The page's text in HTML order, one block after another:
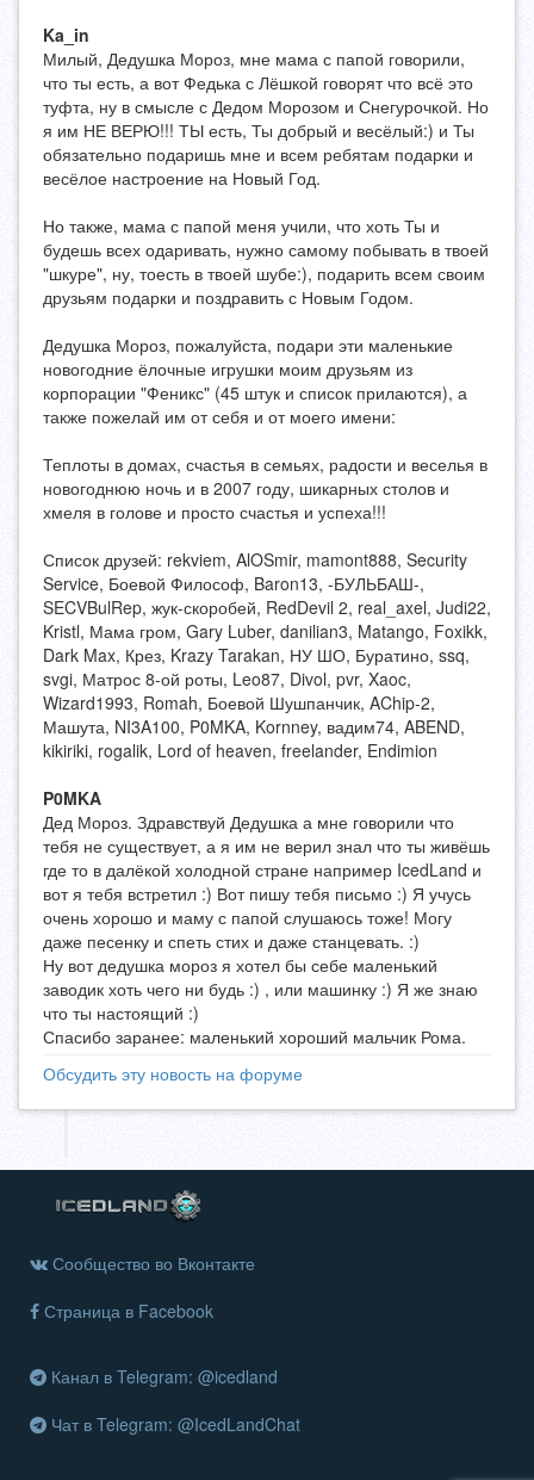
Ka_in
Милый, Дедушка Мороз, мне мама с папой говорили,
что ты есть, а вот Федька с Лёшкой говорят что всё это
туфта, ну в смысле с Дедом Морозом и Снегурочкой. Но
я им НЕ ВЕРЮ!!! ТЫ есть, Ты добрый и весёлый:) и Ты
обязательно подаришь мне и всем ребятам подарки и
весёлое настроение на Новый Год.
Но также, мама с папой меня учили, что хоть Ты и
будешь всех одаривать, нужно самому побывать в твоей
"шкуре", ну, тоесть в твоей шубе:), подарить всем своим
друзьям подарки и поздравить с Новым Годом.
Дедушка Мороз, пожалуйста, подари эти маленькие
новогодние ёлочные игрушки моим друзьям из
корпорации "Феникс" (45 штук и список прилаются), а
также пожелай им от себя и от моего имени:
Теплоты в домах, счастья в семьях, радости и веселья в
новогоднюю ночь и в 2007 году, шикарных столов и
хмеля в голове и просто счастья и успеха!!!
Список друзей: rekviem, AlOSmir, mamont888, Security
Service, Боевой Философ, Baron13, -БУЛЬБАШ-,
SECVBulRep, жук-скоробей, RedDevil 2, real_axel, Judi22,
Kristl, Мама гром, Gary Luber, danilian3, Matango, Foxikk,
Dark Max, Крез, Krazy Tarakan, НУ ШО, Буратино, ssq,
svgi, Матрос 8-ой роты, Leo87, Divol, pvr, Xaoc,
Wizard1993, Romah, Боевой Шушпанчик, AChip-2,
Машута, NI3A100, P0MKA, Kornney, вадим74, ABEND,
kikiriki, rogalik, Lord of heaven, freelander, Endimion
P0MKA
Дед Мороз. Здравствуй Дедушка а мне говорили что
тебя не существует, а я им не верил знал что ты живёшь
где то в далёкой холодной стране например IcedLand и
вот я тебя встретил :) Вот пишу тебя письмо :) Я учусь
очень хорошо и маму с папой слушаюсь тоже! Могу
даже песенку и спеть стих и даже станцевать. :)
Ну вот дедушка мороз я хотел бы себе маленький
заводик хоть чего ни будь :) , или машинку :) Я же знаю
что ты настоящий :)
Спасибо заранее: маленький хороший мальчик Рома.
Обсудить эту новость на форуме
Сообщество во Вконтакте
Страница в Facebook
Канал в Telegram: @icedland
Чат в Telegram: @IcedLandChat